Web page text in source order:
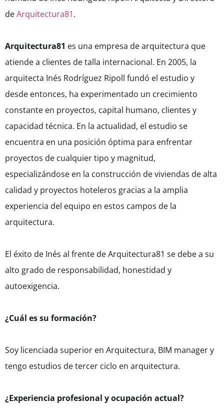
deArquitectura81.
Arquitectura81 es una empresa de arquitectura que
atiende a clientes de talla internacional. En 2005, la
arquitecta Inés Rodríguez Ripoll fundó el estudio y
desde entonces, ha experimentado un crecimiento
constante en proyectos, capital humano, clientes y
capacidad técnica. En la actualidad, el estudio se
encuentra en una posición óptima para enfrentar
proyectos de cualquier tipo y magnitud,
especializándose en la construcción de viviendas de alta
calidad y proyectos hoteleros gracias a la amplia
experiencia del equipo en estos campos de la
arquitectura.
El éxito de Inés al frente de Arquitectura81 se debe a su
alto grado de responsabilidad, honestidad y
autoexigencia.
¿Cuál es su formación?
Soy licenciada superior en Arquitectura, BIM manager y
tengo estudios de tercer ciclo en arquitectura.
¿Experiencia profesional y ocupación actual?